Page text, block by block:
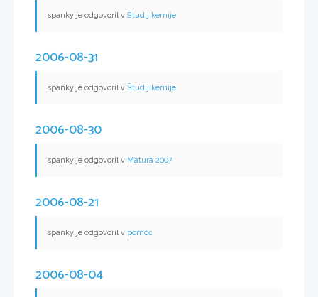
spanky je odgovoril v Študij kemije
2006-08-31
spanky je odgovoril v Študij kemije
2006-08-30
spanky je odgovoril v Matura 2007
2006-08-21
spanky je odgovoril v pomoč
2006-08-04